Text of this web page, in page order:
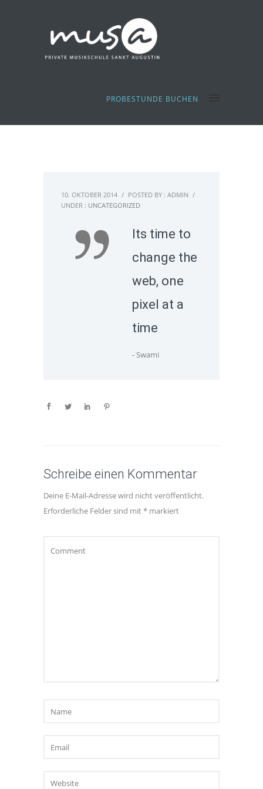
PROBESTUNDE BUCHEN
10. OKTOBER 2014 / POSTED BY : ADMIN /
UNDER : UNCATEGORIZED
Its time to
change the
web, one
pixel at a
time
- Swami
Schreibe einen Kommentar
Deine E-Mail-Adresse wird nicht veröffentlicht.
Erforderliche Felder sind mit* markiert